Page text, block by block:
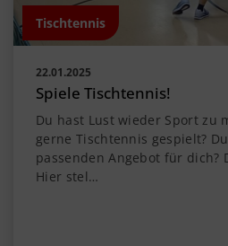
Tischtennis
22.01.2025
Spiele Tischtennis!
Du hast Lust wieder Sport zu
gerne Tischtennis gespielt?
passenden Angebot für dich?
Hier stel…